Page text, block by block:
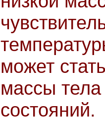
может
массы тела
состояний.